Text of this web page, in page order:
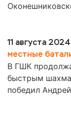
11 августа 2024
местные
В ГШК
быстрым
победил